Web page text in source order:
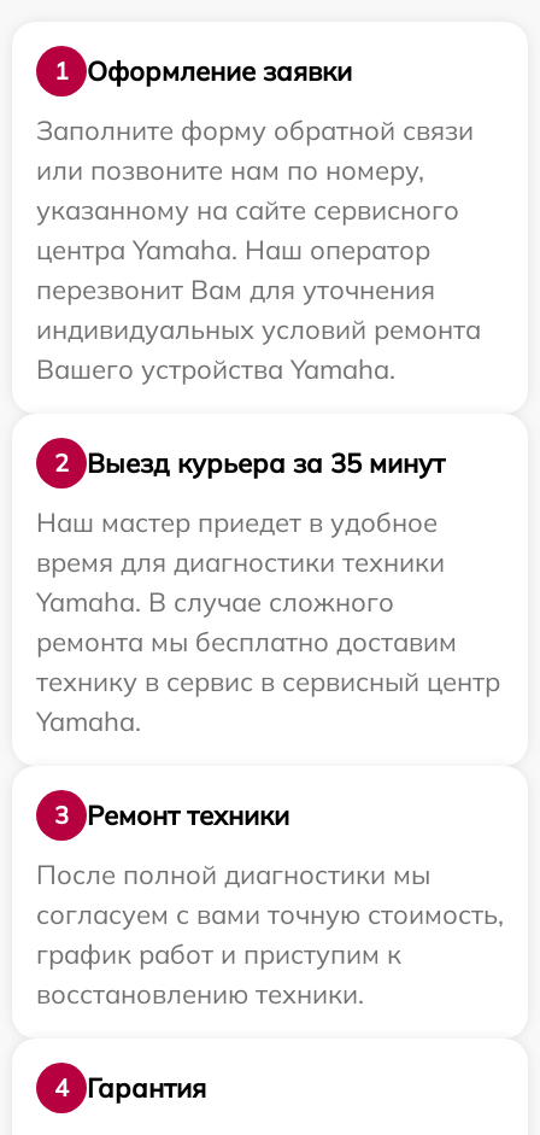
1
Оформление заявки
Заполните форму обратной связи
или позвоните нам по номеру,
указанному на сайте сервисного
центра Yamaha. Наш оператор
перезвонит Вам для уточнения
индивидуальных условий ремонта
Вашего устройства Yamaha.
2
Выезд курьера за 35 минут
Наш мастер приедет в удобное
время для диагностики техники
Yamaha. В случае сложного
ремонта мы бесплатно доставим
технику в сервис в сервисный центр
Yamaha.
3
Ремонт техники
После полной диагностики мы
согласуем с вами точную стоимость,
график работ и приступим к
восстановлению техники.
4
Гарантия